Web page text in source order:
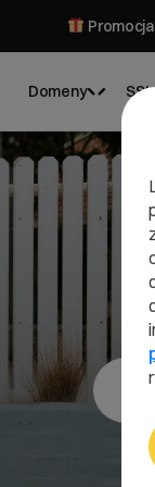
Domeny SSL